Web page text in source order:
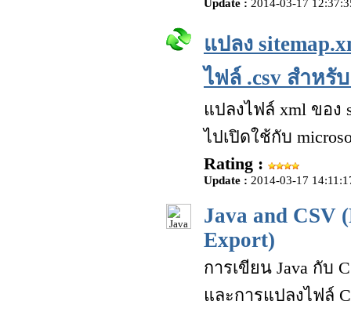
Update : 2014-03-17
แปลง
ไฟล์ .csv สำหรั
แปลงไฟล์ xml ของ
ไปเปิดใช้กับ
Rating :
Update : 2014-03-17
Java and CSV
Export)
การเขียน Java กับ
และการแปลงไฟล์